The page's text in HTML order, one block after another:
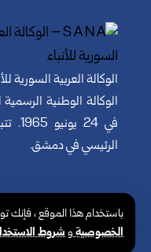
باستخدام هذا الموقع ، فإنك
الخصوصيةوشروط
الوكالة العربية السورية
الوكالة الوطنية
في 24
الرئيسي في دمشق.